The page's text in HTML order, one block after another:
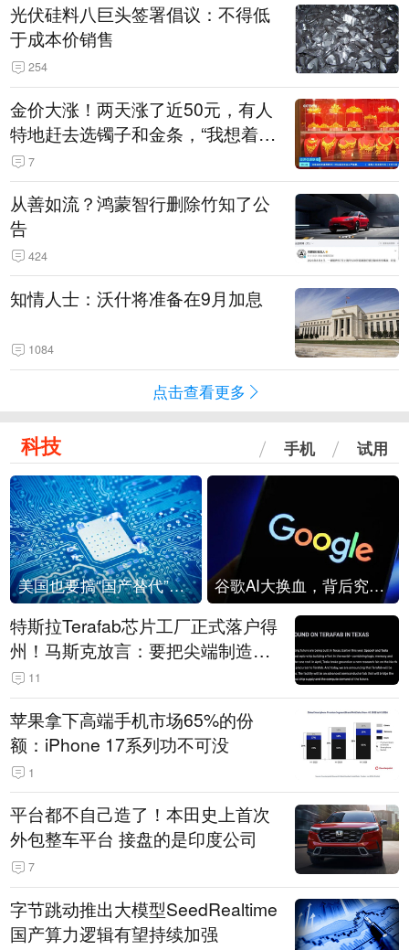
光伏硅料八巨头签署倡议：不得低
于成本价销售
254
金价大涨！两天涨了近50元，有人
特地赶去选镯子和金条，“我想着买
起来可以保值，小批量进一些货”
7
从善如流？鸿蒙智行删除竹知了公
告
424
知情人士：沃什将准备在9月加息
1084
点击查看更多
科技 手机 试用
美国也要搞“国产替代”？先算清三笔账 谷歌AI大换血，背后究竟发生了什么？
特斯拉Terafab芯片工厂正式落户得
州！马斯克放言：要把尖端制造带
回美国
11
苹果拿下高端手机市场65%的份
额：iPhone 17系列功不可没
1
平台都不自己造了！本田史上首次
外包整车平台 接盘的是印度公司
7
字节跳动推出大模型SeedRealtime
国产算力逻辑有望持续加强